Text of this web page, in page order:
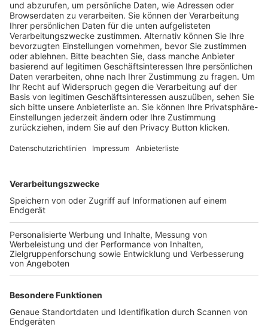
Pässe und Vereinswechsel
Trainerausbildung
Schulungsangebot Vereinsmitarbeiter
BFV-Geschäftsstellen
Trainerbörse
Login SpielPlus
FOLGE DEM BFV
TOP-VEREINE
TOP-PARTNER